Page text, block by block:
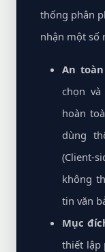
thống phân
nhận một số
An
chọn
hoàn
dùng
(Client-
không
tin văn
Mục
thiết lập